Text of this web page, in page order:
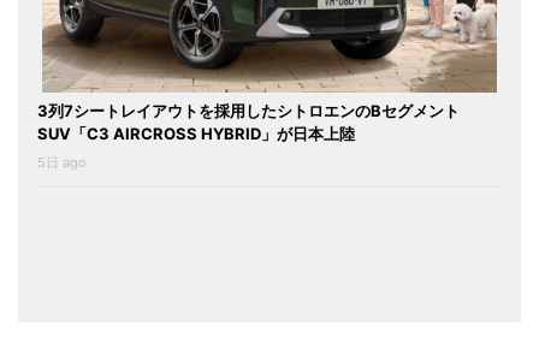
3列7シートレイアウトを採用したシトロエンのBセグメント
SUV「C3 AIRCROSS HYBRID」が日本上陸
5日 ago